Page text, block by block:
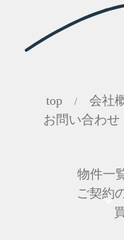
top / 会社
お問い合わせ
物件一
ご契約